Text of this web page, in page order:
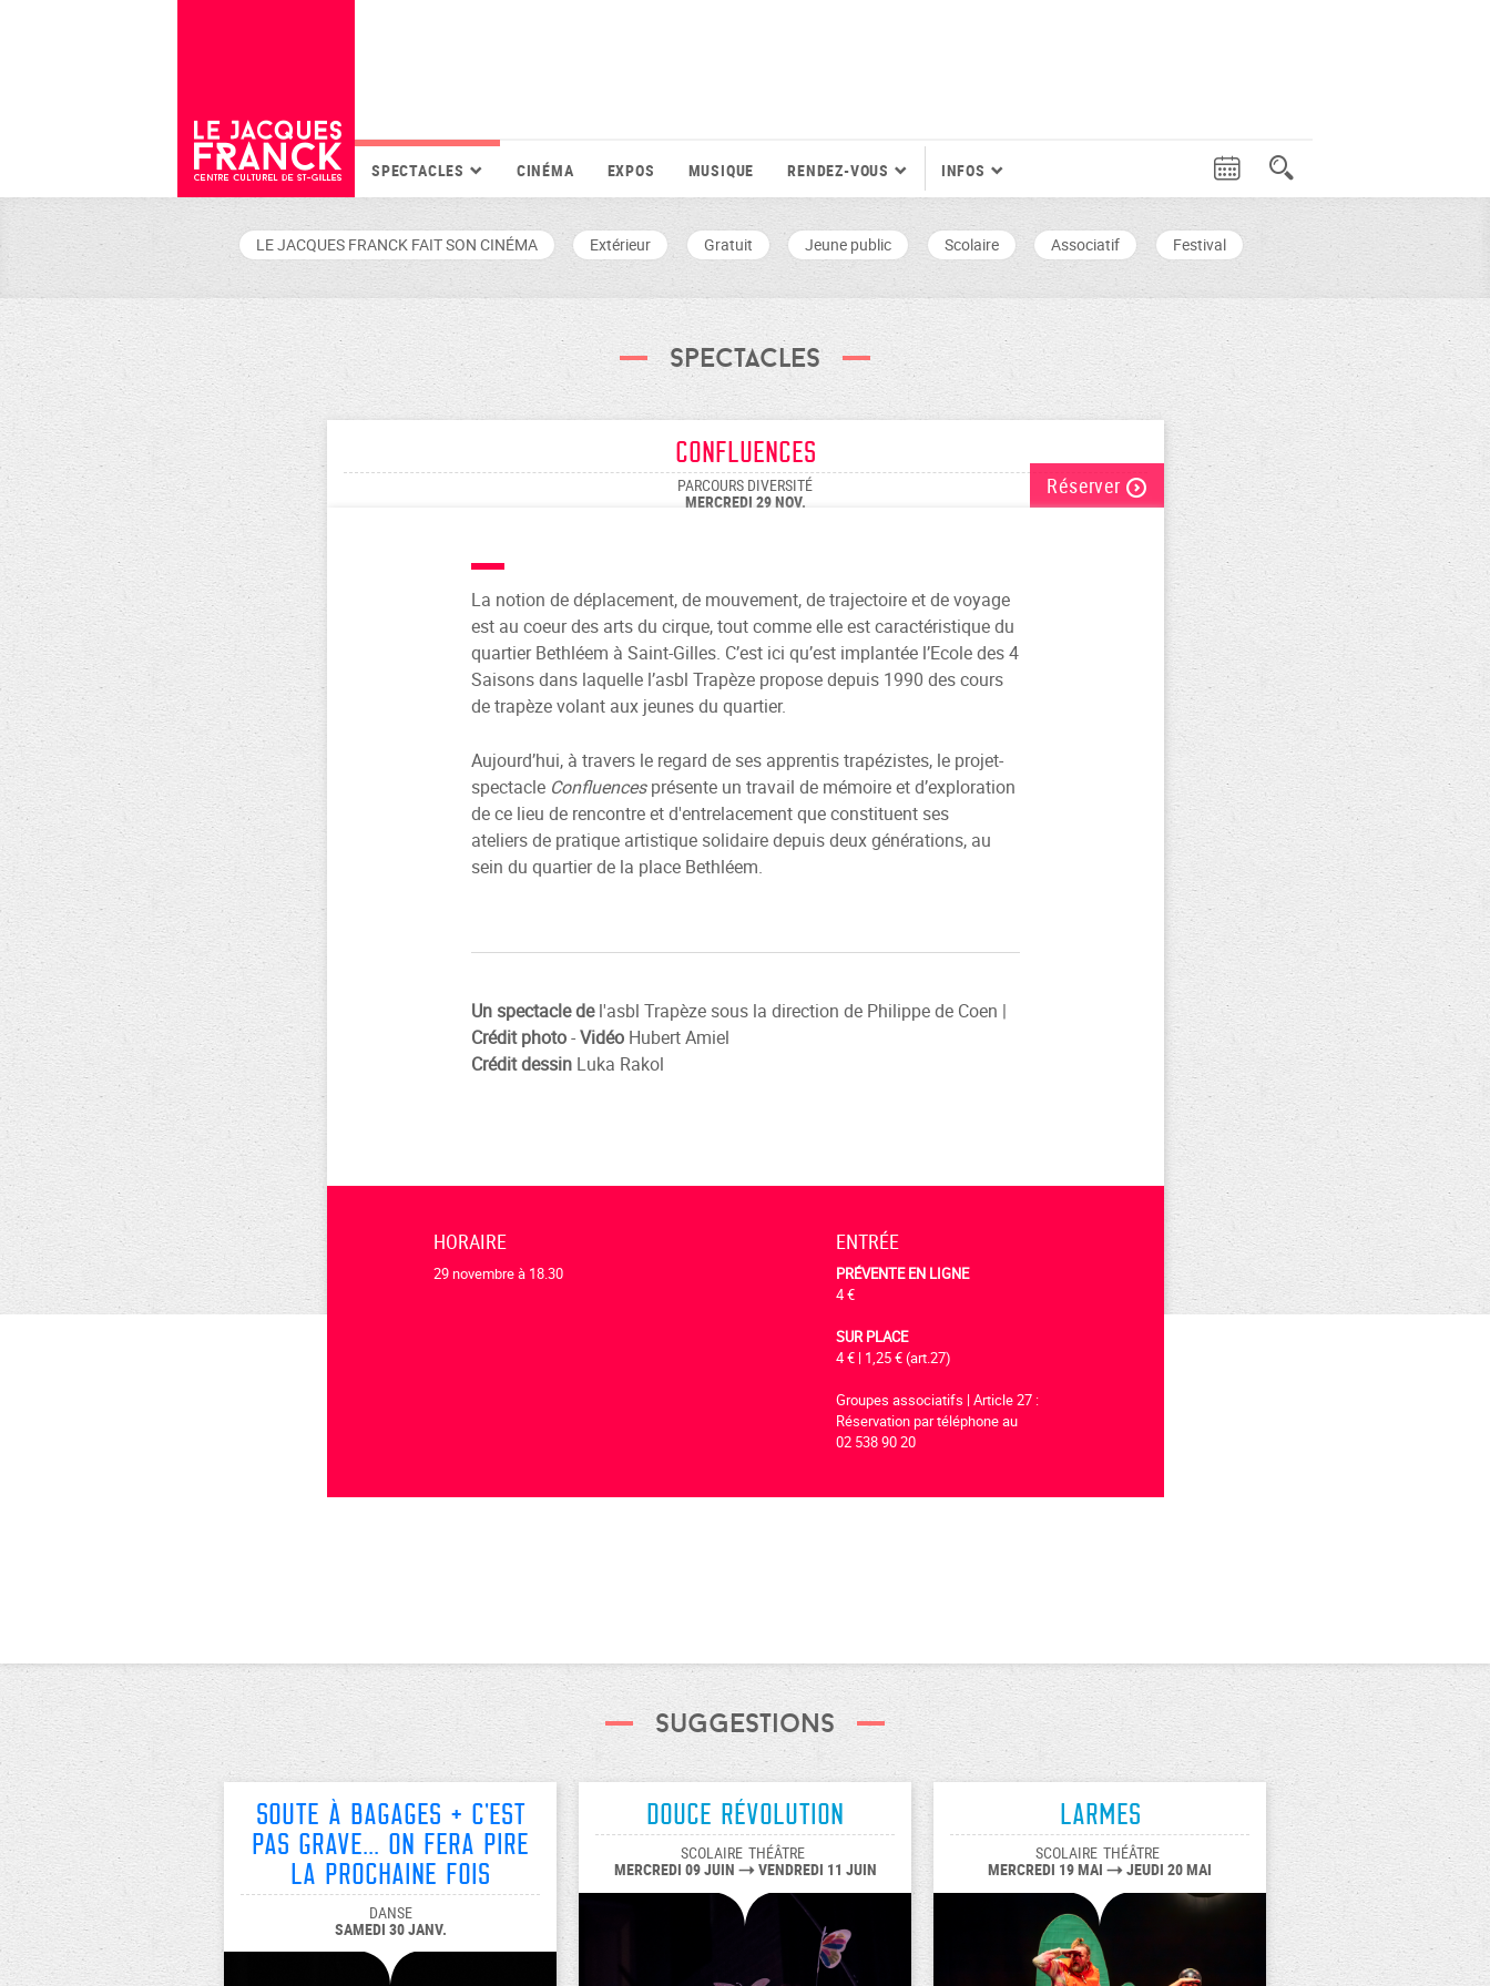
SPECTACLES CINÉMA EXPOS MUSIQUE RENDEZ-VOUS INFOS
LE JACQUES FRANCK FAIT SON CINÉMA Extérieur Gratuit Jeune public Scolaire Associatif Festival
Spectacles
Confluences
PARCOURS DIVERSITÉ
MERCREDI 29 NOV.
Réserver
La notion de déplacement, de mouvement, de trajectoire et de voyage
est au coeur des arts du cirque, tout comme elle est caractéristique du
quartier Bethléem à Saint-Gilles. C’est ici qu’est implantée l’Ecole des 4
Saisons dans laquelle l’asbl Trapèze propose depuis 1990 des cours
de trapèze volant aux jeunes du quartier.
Aujourd’hui, à travers le regard de ses apprentis trapézistes, le projet-
spectacle Confluencesprésente un travail de mémoire et d’exploration
de ce lieu de rencontre et d'entrelacement que constituent ses
ateliers de pratique artistique solidaire depuis deux générations, au
sein du quartier de la place Bethléem.
Un spectacle del'asbl Trapèze sous la direction de Philippe de Coen |
Crédit photo-VidéoHubert Amiel
Crédit dessinLuka Rakol
HORAIRE
29 novembre à 18.30
ENTRÉE
PRÉVENTE EN LIGNE
4 €
SUR PLACE
4 € | 1,25 € (art.27)
Groupes associatifs | Article 27 :
Réservation par téléphone au
02 538 90 20
Suggestions
Soute à Bagages + C'est
pas grave... on fera pire
la prochaine fois
DANSE
SAMEDI 30 JANV.
Douce révolution
SCOLAIRE THÉÂTRE
MERCREDI 09 JUIN VENDREDI 11 JUIN
Larmes
SCOLAIRE THÉÂTRE
MERCREDI 19 MAI JEUDI 20 MAI